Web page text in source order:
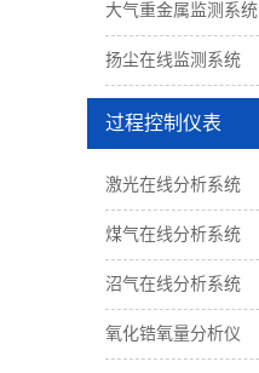
大气重金属监测系统
扬尘在线监测系统
过程控制仪表
激光在线分析系统
煤气在线分析系统
沼气在线分析系统
氧化锆氧量分析仪